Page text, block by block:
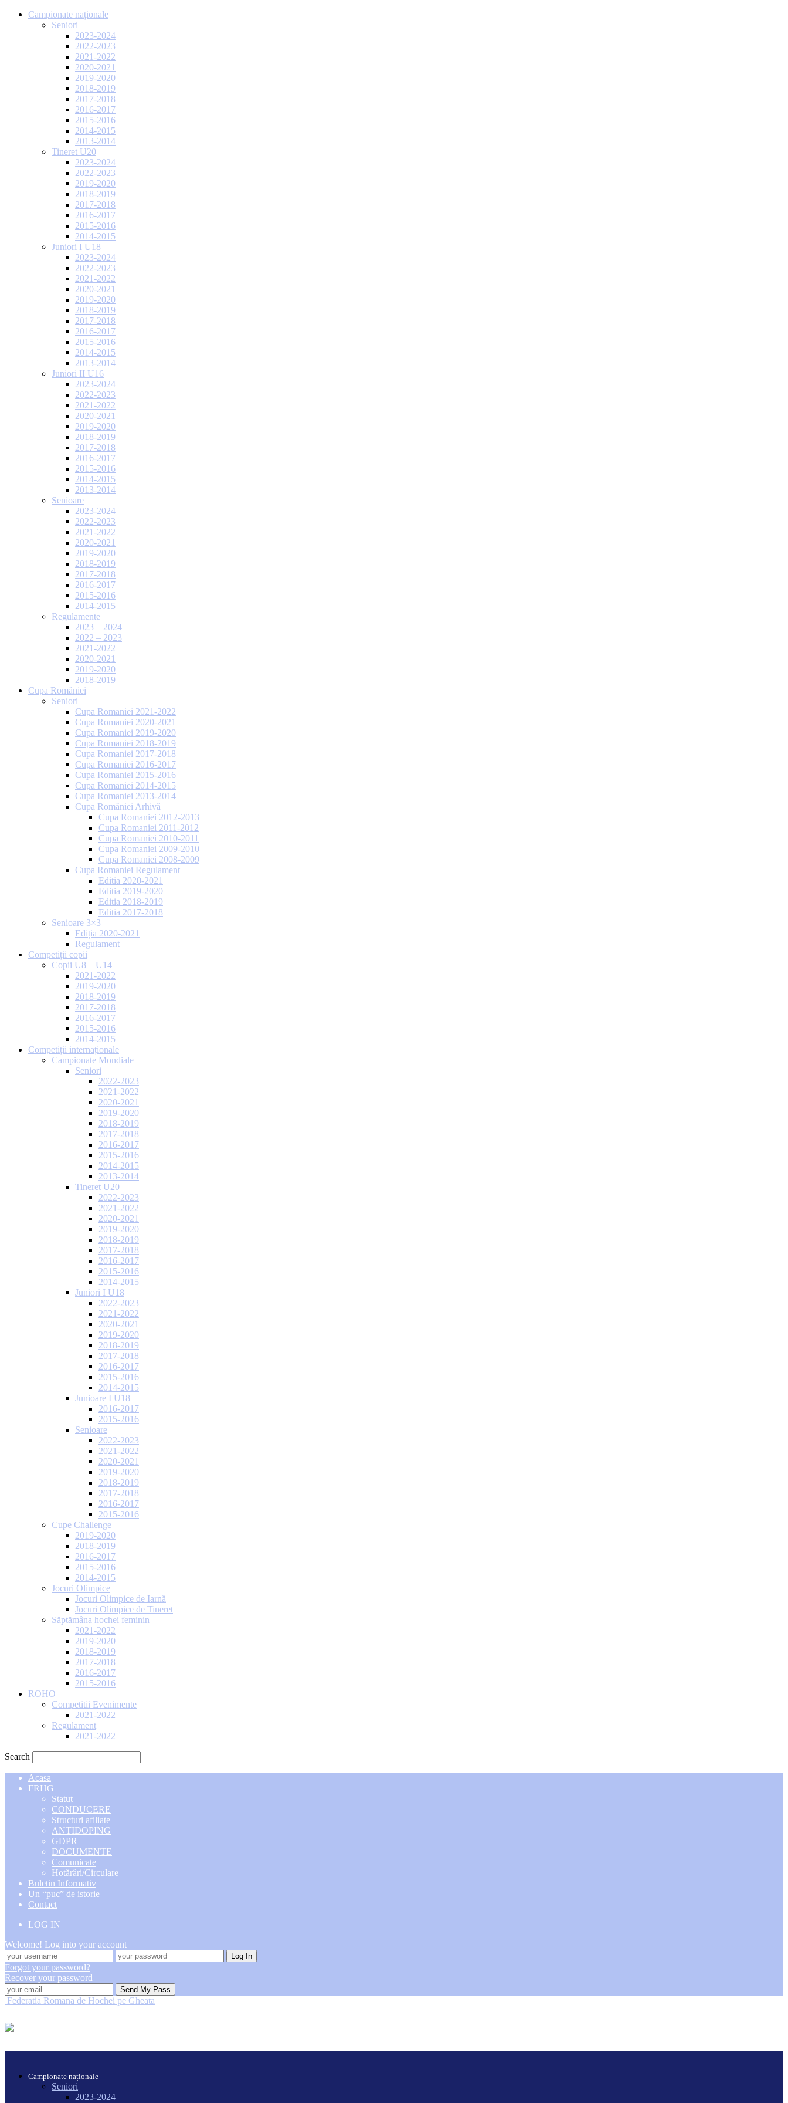
Campionate naționale
Seniori
2023-2024
2022-2023
2021-2022
2020-2021
2019-2020
2018-2019
2017-2018
2016-2017
2015-2016
2014-2015
2013-2014
Tineret U20
2023-2024
2022-2023
2019-2020
2018-2019
2017-2018
2016-2017
2015-2016
2014-2015
Juniori I U18
2023-2024
2022-2023
2021-2022
2020-2021
2019-2020
2018-2019
2017-2018
2016-2017
2015-2016
2014-2015
2013-2014
Juniori II U16
2023-2024
2022-2023
2021-2022
2020-2021
2019-2020
2018-2019
2017-2018
2016-2017
2015-2016
2014-2015
2013-2014
Senioare
2023-2024
2022-2023
2021-2022
2020-2021
2019-2020
2018-2019
2017-2018
2016-2017
2015-2016
2014-2015
Regulamente
2023 – 2024
2022 – 2023
2021-2022
2020-2021
2019-2020
2018-2019
Cupa României
Seniori
Cupa Romaniei 2021-2022
Cupa Romaniei 2020-2021
Cupa Romaniei 2019-2020
Cupa Romaniei 2018-2019
Cupa Romaniei 2017-2018
Cupa Romaniei 2016-2017
Cupa Romaniei 2015-2016
Cupa Romaniei 2014-2015
Cupa Romaniei 2013-2014
Cupa României Arhivă
Cupa Romaniei 2012-2013
Cupa Romaniei 2011-2012
Cupa Romaniei 2010-2011
Cupa Romaniei 2009-2010
Cupa Romaniei 2008-2009
Cupa Romaniei Regulament
Editia 2020-2021
Editia 2019-2020
Editia 2018-2019
Editia 2017-2018
Senioare 3×3
Ediția 2020-2021
Regulament
Competiții copii
Copii U8 – U14
2021-2022
2019-2020
2018-2019
2017-2018
2016-2017
2015-2016
2014-2015
Competiții internaționale
Campionate Mondiale
Seniori
2022-2023
2021-2022
2020-2021
2019-2020
2018-2019
2017-2018
2016-2017
2015-2016
2014-2015
2013-2014
Tineret U20
2022-2023
2021-2022
2020-2021
2019-2020
2018-2019
2017-2018
2016-2017
2015-2016
2014-2015
Juniori I U18
2022-2023
2021-2022
2020-2021
2019-2020
2018-2019
2017-2018
2016-2017
2015-2016
2014-2015
Junioare I U18
2016-2017
2015-2016
Senioare
2022-2023
2021-2022
2020-2021
2019-2020
2018-2019
2017-2018
2016-2017
2015-2016
Cupe Challenge
2019-2020
2018-2019
2016-2017
2015-2016
2014-2015
Jocuri Olimpice
Jocuri Olimpice de Iarnă
Jocuri Olimpice de Tineret
Săptămâna hochei feminin
2021-2022
2019-2020
2018-2019
2017-2018
2016-2017
2015-2016
ROHO
Competitii Evenimente
2021-2022
Regulament
2021-2022
Search
Acasa
FRHG
Statut
CONDUCERE
Structuri afiliate
ANTIDOPING
GDPR
DOCUMENTE
Comunicate
Hotărâri/Circulare
Buletin Informativ
Un “puc” de istorie
Contact
LOG IN
Welcome! Log into your account
Forgot your password?
Recover your password
Federatia Romana de Hochei pe Gheata
Campionate naționale
Seniori
2023-2024